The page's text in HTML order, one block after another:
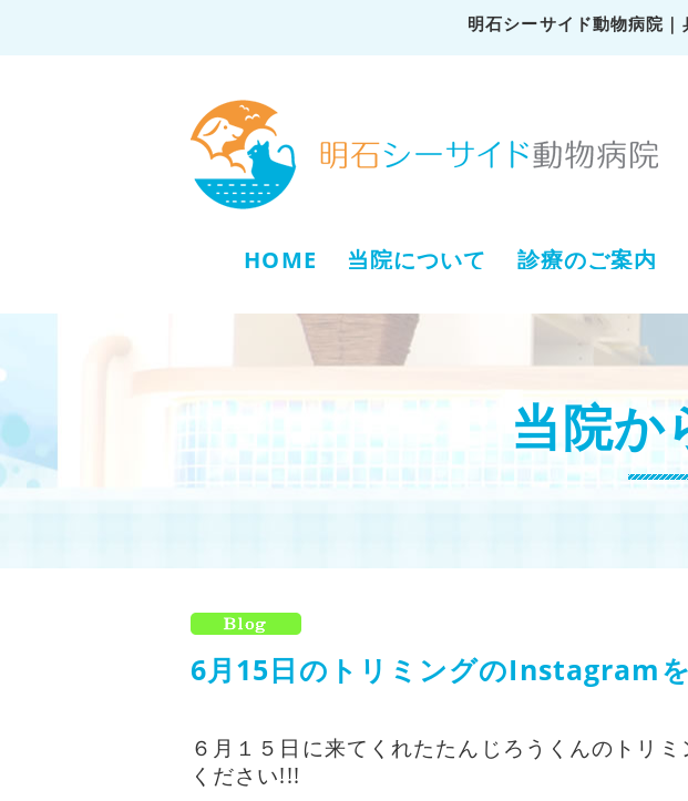
明石シーサイド動物病院
HOME 当院について 診療のご案内
当院か
6月15日のトリミングのInstagramを
６月１５日に来てくれたたんじろうくんのトリ
ください!!!